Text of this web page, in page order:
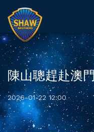
陳山聰趕赴澳
2026-01-22 12:00